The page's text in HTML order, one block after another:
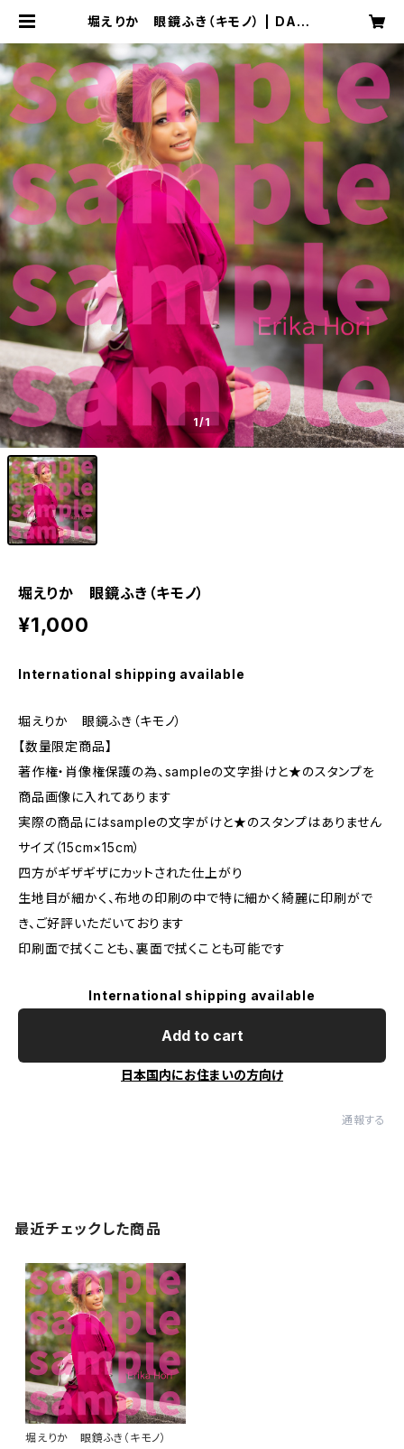
堀えりか 眼鏡ふき（キモノ） | DARE
1/1
堀えりか 眼鏡ふき（キモノ）
¥1,000
International shipping available
堀えりか 眼鏡ふき（キモノ）
【数量限定商品】
著作権・肖像権保護の為、sampleの文字掛けと★のスタンプを
商品画像に入れてあります
実際の商品にはsampleの文字がけと★のスタンプはありません
サイズ（15cm×15cm）
四方がギザギザにカットされた仕上がり
生地目が細かく、布地の印刷の中で特に細かく綺麗に印刷がで
き、ご好評いただいております
印刷面で拭くことも、裏面で拭くことも可能です
International shipping available
Add to cart
日本国内にお住まいの方向け
通報する
最近チェックした商品
堀えりか 眼鏡ふき（キモノ）